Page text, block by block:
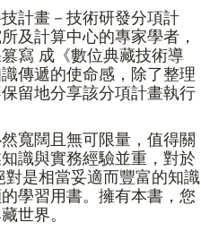
計畫－技術研發分項計
及計算中心的專家學者，
寫 成《數位典藏技術導
傳遞的使命感，除了整理
留地分享該分項計畫執行
闊且無可限量，值得關
識與實務經驗並重，對於
是相當妥適而豐富的知識
學習用書。擁有本書，您
世界。